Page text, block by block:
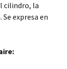
cilindro, la
expresa en